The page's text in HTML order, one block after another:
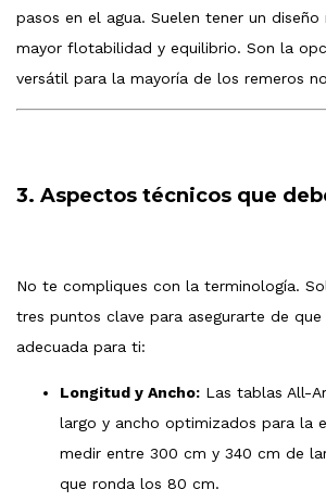
pasos en el agua. Suelen tener un
mayor flotabilidad y equilibrio. Son la
versátil para la mayoría de los remeros
3. Aspectos técnicos que
No te compliques con la terminología.
tres puntos clave para asegurarte de
adecuada para ti:
Longitud y Ancho: Las tablas All-
largo y ancho optimizados para la
medir entre 300 cm y 340 cm de
que ronda los 80 cm.